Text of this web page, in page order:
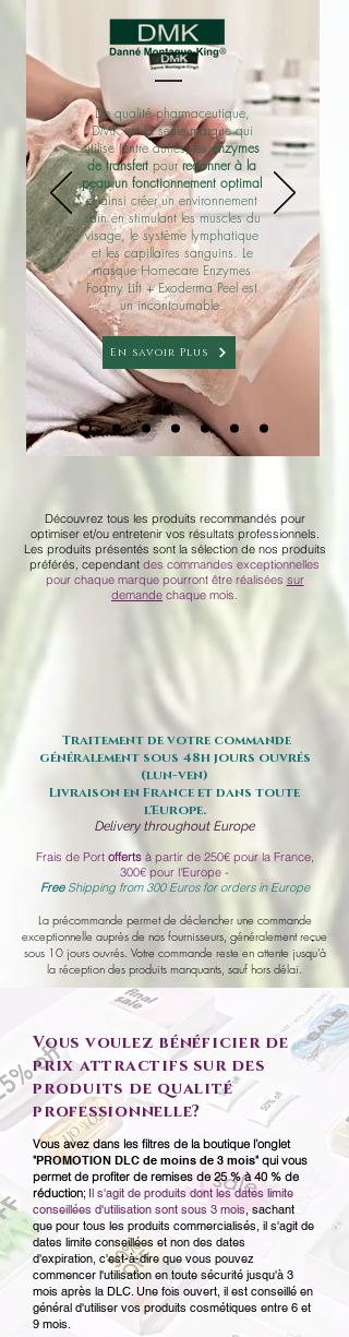
De qualité pharmaceutique,
DMK est la seule marque qui
utilise (entre autres) lesenzymes
de transfert pourredonner à la
peau un fonctionnement optimal
et ainsi créer un environnement
sain en stimulant les muscles du
visage, le système lymphatique
et les capillaires sanguins. Le
masque Homecare Enzymes
Foamy Lift + Exoderma Peel est
un incontournable.
En savoir Plus
Découvrez tous les produits recommandés pour
optimiser et/ou entretenir vos résultats professionnels.
Les produits présentés sont la sélection de nos produits
préférés, cependant des commandes exceptionnelles
pour chaque marque pourront être réalisées sur
demande chaque mois.
Traitement de votre commande
généralement sous 48h jours ouvrés
(lun-ven)
Livraison en France et dans toute
l'Europe.
Delivery throughout Europe
Frais de Port offertsà partir de 250€ pour la France,
300€ pour l'Europe -
FreeShipping from 300 Euros for orders in Europe
La précommande permet de déclencher une commande
exceptionnelle auprès de nos fournisseurs, généralement reçue
sous 10 jours ouvrés. Votre commande reste en attente jusqu'à
la réception des produits manquants, sauf hors délai.
Vous voulez bénéficier de
prix attractifs sur des
produits de qualité
professionnelle?
Vous avez dans les filtres de la boutique l’onglet
"PROMOTION DLC de moins de 3 mois" qui vous
permet de profiter de remises de 25 % à 40 % de
réduction;Il s'agit de produits dont les dates limite
conseillées d'utilisation sont sous 3 mois,sachant
que pour tous les produits commercialisés, il s'agit de
dates limite conseillées et non des dates
d'expiration, c'est-à-dire que vous pouvez
commencer l'utilisation en toute sécurité jusqu'à 3
mois après la DLC. Une fois ouvert, il est conseillé en
général d'utiliser vos produits cosmétiques entre 6 et
9 mois.